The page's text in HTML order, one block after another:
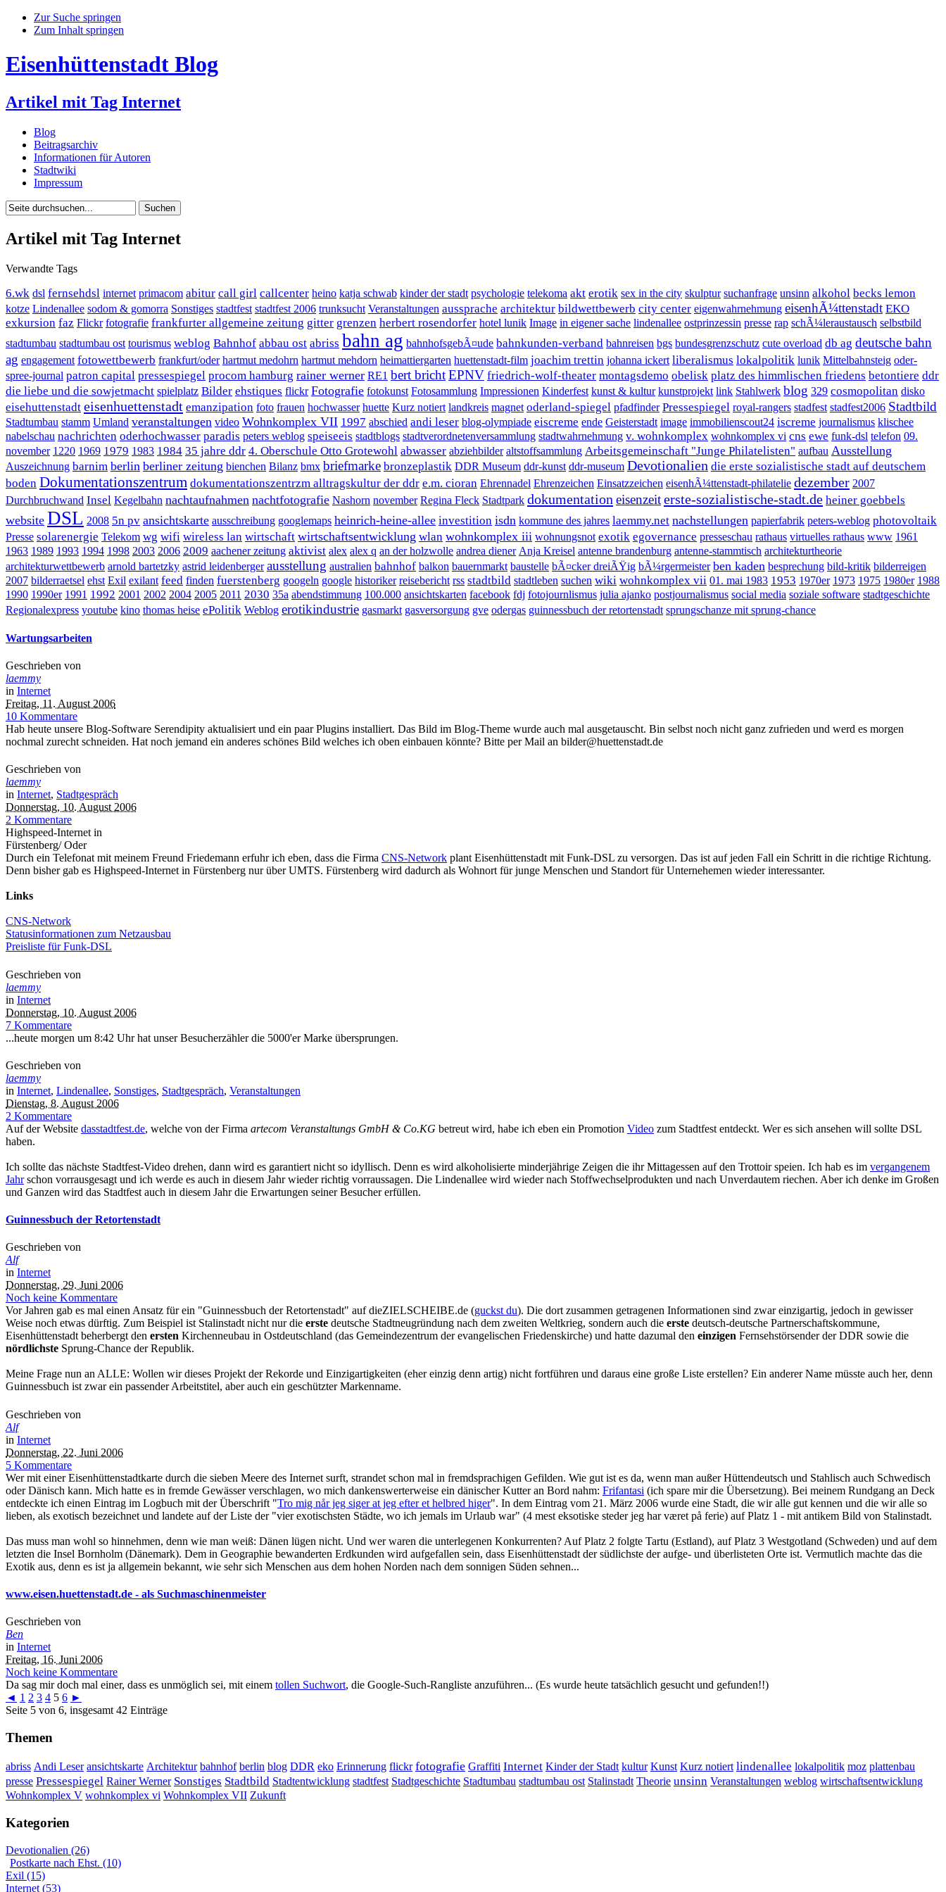
Zur Suche springen
Zum Inhalt springen
Eisenhüttenstadt Blog
Artikel mit Tag Internet
Blog
Beitragsarchiv
Informationen für Autoren
Stadtwiki
Impressum
Artikel mit Tag Internet
Verwandte Tags
6.wk dsl fernsehdsl internet primacom abitur call girl callcenter heino katja schwab kinder der stadt psychologie telekoma akt erotik sex in the city skulptur suchanfrage unsinn alkohol becks lemon
kotze Lindenallee sodom & gomorra Sonstiges stadtfest stadtfest 2006 trunksucht Veranstaltungen aussprache architektur bildwettbewerb city center eigenwahrnehmung eisenhÃ¼ttenstadt EKO
exkursion faz Flickr fotografie frankfurter allgemeine zeitung gitter grenzen herbert rosendorfer hotel lunik Image in eigener sache lindenallee ostprinzessin presse rap schÃ¼leraustausch selbstbild
stadtumbau stadtumbau ost tourismus weblog Bahnhof abbau ost abriss bahn ag bahnhofsgebÃ¤ude bahnkunden-verband bahnreisen bgs bundesgrenzschutz cute overload db ag deutsche bahn
ag engagement fotowettbewerb frankfurt/oder hartmut medohrn hartmut mehdorn heimattiergarten huettenstadt-film joachim trettin johanna ickert liberalismus lokalpolitik lunik Mittelbahnsteig oder-
spree-journal patron capital pressespiegel procom hamburg rainer werner RE1 bert brichtEPNV friedrich-wolf-theater montagsdemo obelisk platz des himmlischen friedens betontiere ddr
die liebe und die sowjetmacht spielplatz Bilder ehstiques flickr Fotografie fotokunst Fotosammlung Impressionen Kinderfest kunst & kultur kunstprojekt link Stahlwerk blog 329 cosmopolitan disko
eisehuttenstadt eisenhuettenstadt emanzipation foto frauen hochwasser huette Kurz notiert landkreis magnet oderland-spiegel pfadfinder Pressespiegel royal-rangers stadfest stadfest2006 Stadtbild
Stadtumbau stamm Umland veranstaltungen video Wohnkomplex VII 1997 abschied andi leser blog-olympiade eiscreme ende Geisterstadt image immobilienscout24 iscreme journalismus klischee
nabelschau nachrichten oderhochwasser paradis peters weblog speiseeis stadtblogs stadtverordnetenversammlung stadtwahrnehmung v. wohnkomplex wohnkomplex vi cns ewe funk-dsl telefon 09.
november 1220 1969 1979 1983 1984 35 jahre ddr 4. Oberschule Otto Grotewohl abwasser abziehbilder altstoffsammlung Arbeitsgemeinschaft "Junge Philatelisten" aufbau Ausstellung
Auszeichnung barnim berlin berliner zeitung bienchen Bilanz bmx briefmarke bronzeplastik DDR Museum ddr-kunst ddr-museum Devotionalien die erste sozialistische stadt auf deutschem
boden Dokumentationszentrum dokumentationszentrzm alltragskultur der ddr e.m. cioran Ehrennadel Ehrenzeichen Einsatzzeichen eisenhÃ¼ttenstadt-philatelie dezember 2007
Durchbruchwand Insel Kegelbahn nachtaufnahmen nachtfotografie Nashorn november Regina Fleck Stadtpark dokumentation eisenzeiterste-sozialistische-stadt.de heiner goebbels
website DSL 2008 5n pv ansichtskarte ausschreibung googlemaps heinrich-heine-allee investition isdn kommune des jahres laemmy.net nachstellungen papierfabrik peters-weblog photovoltaik
Presse solarenergie Telekom wg wifi wireless lan wirtschaft wirtschaftsentwicklung wlan wohnkomplex iii wohnungsnot exotik egovernance presseschau rathaus virtuelles rathaus www 1961
1963 1989 1993 1994 1998 2003 2006 2009 aachener zeitung aktivist alex alex q an der holzwolle andrea diener Anja Kreisel antenne brandenburg antenne-stammtisch architekturtheorie
architekturwettbewerb arnold bartetzky astrid leidenberger ausstellung australien bahnhof balkon bauernmarkt baustelle bÃ¤cker dreiÃŸig bÃ¼rgermeister ben kaden besprechung bild-kritik bilderreigen
2007 bilderraetsel ehst Exil exilant feed finden fuerstenberg googeln google historiker reisebericht rss stadtbild stadtleben suchen wiki wohnkomplex vii 01. mai 1983 1953 1970er 1973 1975 1980er 1988
1990 1990er 1991 1992 2001 2002 2004 2005 2011 2030 35a abendstimmung 100.000 ansichtskarten facebook fdj fotojournlismus julia ajanko postjournalismus social media soziale software stadtgeschichte
Regionalexpress youtube kino thomas heise ePolitik Weblog erotikindustrie gasmarkt gasversorgung gve odergas guinnessbuch der retortenstadt sprungschanze mit sprung-chance
Wartungsarbeiten
Geschrieben von
laemmy
in Internet
Freitag, 11. August 2006
10 Kommentare
Hab heute unsere Blog-Software Serendipity aktualisiert und ein paar Plugins installiert. Das Bild im Blog-Theme wurde auch mal ausgetauscht. Bin selbst noch nicht ganz zufrieden und werd es morgen
nochmal zurecht schneiden. Hat noch jemand ein anderes schönes Bild welches ich oben einbauen könnte? Bitte per Mail an bilder@huettenstadt.de
Geschrieben von
laemmy
in Internet, Stadtgespräch
Donnerstag, 10. August 2006
2 Kommentare
Highspeed-Internet in
Fürstenberg/ Oder
Durch ein Telefonat mit meinem Freund Friedemann erfuhr ich eben, dass die Firma CNS-Network plant Eisenhüttenstadt mit Funk-DSL zu versorgen. Das ist auf jeden Fall ein Schritt in die richtige Richtung.
Denn bisher gab es Highspeed-Internet in Fürstenberg nur über UMTS. Fürstenberg wird dadurch als Wohnort für junge Menschen und Standort für Unternehemen wieder interessanter.
Links
CNS-Network
Statusinformationen zum Netzausbau
Preisliste für Funk-DSL
Geschrieben von
laemmy
in Internet
Donnerstag, 10. August 2006
7 Kommentare
...heute morgen um 8:42 Uhr hat unser Besucherzähler die 5000'er Marke übersprungen.
Geschrieben von
laemmy
in Internet, Lindenallee, Sonstiges, Stadtgespräch, Veranstaltungen
Dienstag, 8. August 2006
2 Kommentare
Auf der Website dasstadtfest.de, welche von der Firma artecom Veranstaltungs GmbH & Co.KG betreut wird, habe ich eben ein Promotion Video zum Stadtfest entdeckt. Wer es sich ansehen will sollte DSL
haben.
Ich sollte das nächste Stadtfest-Video drehen, dann wird es garantiert nicht so idyllisch. Denn es wird alkoholisierte minderjährige Zeigen die ihr Mittagessen auf den Trottoir speien. Ich hab es im vergangenem
Jahrschon vorrausgesagt und ich werde es auch in diesem Jahr wieder richtig vorraussagen. Die Lindenallee wird wieder nach Stoffwechselprodukten und nach Unverdautem riechen. Aber ich denke im Großen
und Ganzen wird das Stadtfest auch in diesem Jahr die Erwartungen seiner Besucher erfüllen.
Guinnessbuch der Retortenstadt
Geschrieben von
Alf
in Internet
Donnerstag, 29. Juni 2006
Noch keine Kommentare
Vor Jahren gab es mal einen Ansatz für ein "Guinnessbuch der Retortenstadt" auf dieZIELSCHEIBE.de (guckst du). Die dort zusammen getragenen Informationen sind zwar einzigartig, jedoch in gewisser
Weise noch etwas dürftig. Zum Beispiel ist Stalinstadt nicht nur die erste deutsche Stadtneugründung nach dem zweiten Weltkrieg, sondern auch die erste deutsch-deutsche Partnerschaftskommune,
Eisenhüttenstadt beherbergt den ersten Kirchenneubau in Ostdeutschland (das Gemeindezentrum der evangelischen Friedenskirche) und hatte dazumal den einzigen Fernsehstörsender der DDR sowie die
nördlichste Sprung-Chance der Republik.
Meine Frage nun an ALLE: Wollen wir dieses Projekt der Rekorde und Einzigartigkeiten (eher einzig denn artig) nicht fortführen und daraus eine große Liste erstellen? Ein anderer Name müsste auch her, denn
Guinnessbuch ist zwar ein passender Arbeitstitel, aber auch ein geschützter Markenname.
Geschrieben von
Alf
in Internet
Donnerstag, 22. Juni 2006
5 Kommentare
Wer mit einer Eisenhüttenstadtkarte durch die sieben Meere des Internet surft, strandet schon mal in fremdsprachigen Gefilden. Wie gut ist es da, wenn man außer Hüttendeutsch und Stahlisch auch Schwedisch
oder Dänisch kann. Mich hatte es in fremde Gewässer verschlagen, wo mich dankenswerterweise ein dänischer Kutter an Bord nahm: Frifantasi (ich spare mir die Übersetzung). Bei meinem Rundgang an Deck
entdeckte ich einen Eintrag im Logbuch mit der Überschrift "Tro mig når jeg siger at jeg efter et helbred higer". In dem Eintrag vom 21. März 2006 wurde eine Stadt, die wir alle gut kennen und die wir alle so
lieben, als exotisch bezeichnet und landete auf der Liste der "vier exotischsten Städte, wo ich jemals im Urlaub war" (4 mest eksotiske steder jeg har været på ferie) auf Platz 1 - mit antikem Bild von Stalinstadt.
Das muss man wohl so hinnehmen, denn wie man weiß: Dänen lügen nicht. Und wer waren die unterlegenen Konkurrenten? Auf Platz 2 folgte Tartu (Estland), auf Platz 3 Westgotland (Schweden) und auf dem
letzten die Insel Bornholm (Dänemark). Dem in Geographie bewanderten Erdkunden wird aufgefallen sein, dass Eisenhüttenstadt der südlichste der aufge- und überlisteten Orte ist. Vermutlich machte das die
Exotik aus, denn es ist ja allgemein bekannt, wie sehr sich Menschen aus dem hohen Norden nach dem sonnigen Süden sehnen...
www.eisen.huettenstadt.de - als Suchmaschinenmeister
Geschrieben von
Ben
in Internet
Freitag, 16. Juni 2006
Noch keine Kommentare
Da sag mir doch mal einer, dass es unmöglich sei, mit einem tollen Suchwort, die Google-Such-Rangliste anzuführen... (Es wurde heute tatsächlich gesucht und gefunden!!)
◄ 1 2 3 4 5 6 ►
Seite 5 von 6, insgesamt 42 Einträge
Themen
abriss Andi Leser ansichtskarte Architektur bahnhof berlin blog DDR eko Erinnerung flickr fotografie Graffiti Internet Kinder der Stadt kultur Kunst Kurz notiert lindenallee lokalpolitik moz plattenbau
presse Pressespiegel Rainer Werner Sonstiges Stadtbild Stadtentwicklung stadtfest Stadtgeschichte Stadtumbau stadtumbau ost Stalinstadt Theorie unsinn Veranstaltungen weblog wirtschaftsentwicklung
Wohnkomplex V wohnkomplex vi Wohnkomplex VII Zukunft
Kategorien
Devotionalien (26)
Postkarte nach Ehst. (10)
Exil (15)
Internet (53)